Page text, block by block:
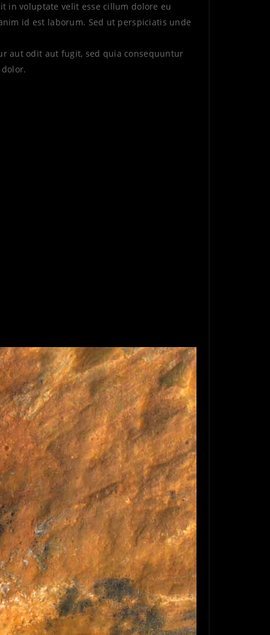
in voluptate velit esse cillum dolore eu
id est laborum. Sed ut perspiciatis unde
aut odit aut fugit, sed quia consequuntur